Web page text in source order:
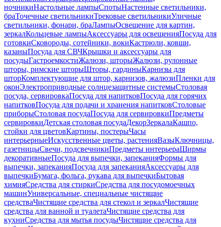
ночникиНастольные лампыСпотыНастенные светильники,
браТочечные светильникиТрековые светильникиУличные
светильники, фонари, браЛампыОсвещение для картин,
зеркалКольцевые лампыАксессуары для освещенияПосуда для
готовкиСковороды, сотейники, вокиКастрюли, ковши,
казаныПосуда для СВЧКрышки и аксессуары для
посудыГастроемкостиЖалюзи, шторыЖалюзи, рулонные
шторы, римские шторыШторы, гардиныКарнизы для
шторКомплектующие для штор, карнизов, жалюзиПленки для
оконЭлектроприводные солнцезащитные системыСтоловая
посуда, сервировкаПосуда для напитковПосуда для горячих
напитковПосуда для подачи и хранения напитковСтоловые
приборыСтоловая посудаПосуда для сервировкиПредметы
сервировкиДетская столовая посудаДекорЗеркалаКашпо,
стойки для цветовКартины, постерыЧасы
интерьерныеИскусственные цветы, растенияВазыКлючницы,
газетницыСвечи, подсвечникиПредметы интерьераШирмы
декоративныеПосуда для выпечки, запеканияФормы для
выпечки, запеканияПосуда для запеканияАксессуары для
выпечкиБумага, фольга, рукава для выпечкиБытовая
химияСредства для стиркиСредства для посудомоечных
машинУниверсальные, специальные чистящие
средстваЧистящие средства для стекол и зеркалЧистящие
средства для ванной и туалетаЧистящие средства для
кухниСредства для мытья посудыЧистящие средства для